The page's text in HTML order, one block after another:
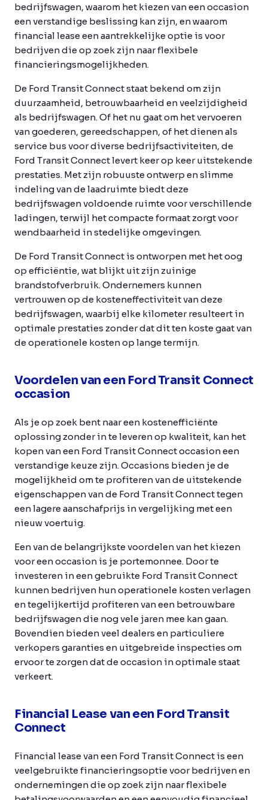
bedrijfswagen, waarom het kiezen van een occasion
een verstandige beslissing kan zijn, en waarom
financial lease een aantrekkelijke optie is voor
bedrijven die op zoek zijn naar flexibele
financieringsmogelijkheden.
De Ford Transit Connect staat bekend om zijn
duurzaamheid, betrouwbaarheid en veelzijdigheid
als bedrijfswagen. Of het nu gaat om het vervoeren
van goederen, gereedschappen, of het dienen als
service bus voor diverse bedrijfsactiviteiten, de
Ford Transit Connect levert keer op keer uitstekende
prestaties. Met zijn robuuste ontwerp en slimme
indeling van de laadruimte biedt deze
bedrijfswagen voldoende ruimte voor verschillende
ladingen, terwijl het compacte formaat zorgt voor
wendbaarheid in stedelijke omgevingen.
De Ford Transit Connect is ontworpen met het oog
op efficiëntie, wat blijkt uit zijn zuinige
brandstofverbruik. Ondernemers kunnen
vertrouwen op de kosteneffectiviteit van deze
bedrijfswagen, waarbij elke kilometer resulteert in
optimale prestaties zonder dat dit ten koste gaat van
de operationele kosten op lange termijn.
Voordelen van een Ford Transit Connect
occasion
Als je op zoek bent naar een kostenefficiënte
oplossing zonder in te leveren op kwaliteit, kan het
kopen van een Ford Transit Connect occasion een
verstandige keuze zijn. Occasions bieden je de
mogelijkheid om te profiteren van de uitstekende
eigenschappen van de Ford Transit Connect tegen
een lagere aanschafprijs in vergelijking met een
nieuw voertuig.
Een van de belangrijkste voordelen van het kiezen
voor een occasion is je portemonnee. Door te
investeren in een gebruikte Ford Transit Connect
kunnen bedrijven hun operationele kosten verlagen
en tegelijkertijd profiteren van een betrouwbare
bedrijfswagen die nog vele jaren mee kan gaan.
Bovendien bieden veel dealers en particuliere
verkopers garanties en uitgebreide inspecties om
ervoor te zorgen dat de occasion in optimale staat
verkeert.
Financial Lease van een Ford Transit
Connect
Financial lease van een Ford Transit Connect is een
veelgebruikte financieringsoptie voor bedrijven en
ondernemingen die op zoek zijn naar flexibele